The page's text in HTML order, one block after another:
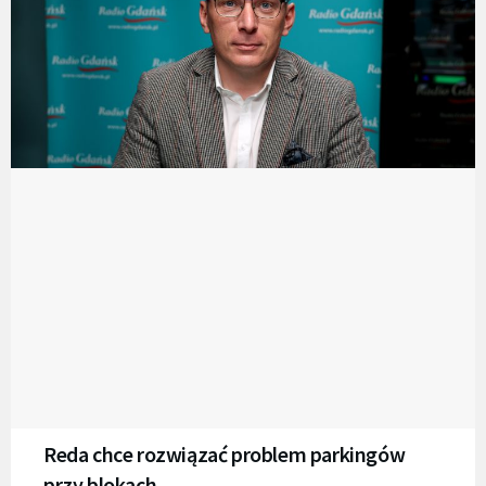
Reda chce rozwiązać problem parkingów